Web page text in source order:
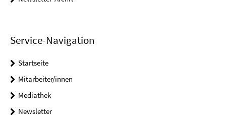
Service-Navigation
Startseite
Mitarbeiter/innen
Mediathek
Newsletter